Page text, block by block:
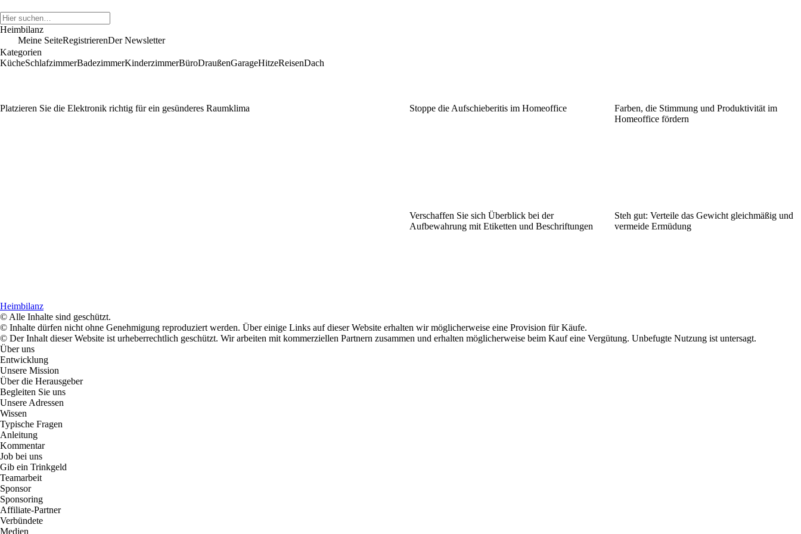
Heimbilanz
Meine SeiteRegistrierenDer Newsletter
Kategorien
KücheSchlafzimmerBadezimmerKinderzimmerBüroDraußenGarageHitzeReisenDach
Platzieren Sie die Elektronik richtig für ein gesünderes Raumklima Stoppe die Aufschieberitis im Homeoffice
Farben, die Stimmung und Produktivität im
Homeoffice fördern
Verschaffen Sie sich Überblick bei der
Aufbewahrung mit Etiketten und Beschriftungen
Steh gut: Verteile das Gewicht gleichmäßig und
vermeide Ermüdung
Heimbilanz
© Alle Inhalte sind geschützt.
© Inhalte dürfen nicht ohne Genehmigung reproduziert werden. Über einige Links auf dieser Website erhalten wir möglicherweise eine Provision für Käufe.
© Der Inhalt dieser Website ist urheberrechtlich geschützt. Wir arbeiten mit kommerziellen Partnern zusammen und erhalten möglicherweise beim Kauf eine Vergütung. Unbefugte Nutzung ist untersagt.
Über uns
Entwicklung
Unsere Mission
Über die Herausgeber
Begleiten Sie uns
Unsere Adressen
Wissen
Typische Fragen
Anleitung
Kommentar
Job bei uns
Gib ein Trinkgeld
Teamarbeit
Sponsor
Sponsoring
Affiliate-Partner
Verbündete
Medien